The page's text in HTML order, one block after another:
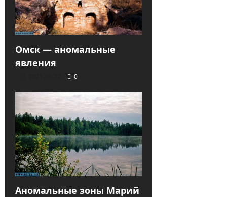
Омск — аномальные
явления
0
Аномальные зоны Марий